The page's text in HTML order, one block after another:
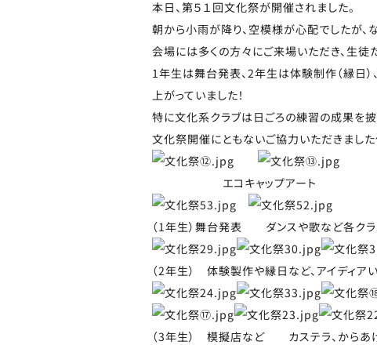
本日、第５１回文化祭が開催されました。
朝から小雨が降り、空模様が心配でしたが、
会場には多くの方々にご来場いただき、生徒
1年生は舞台発表、2年生は体験制作（縁日
上がっていました！
特に文化系クラブは日ごろの練習の成果を披
文化祭開催にともないご協力いただきました
エコキャップアート
（1年生）舞台発表 ダンスや歌など各クラ
（2年生） 体験製作や縁日など、アイディア
（3年生） 模擬店など カステラ、からあげ